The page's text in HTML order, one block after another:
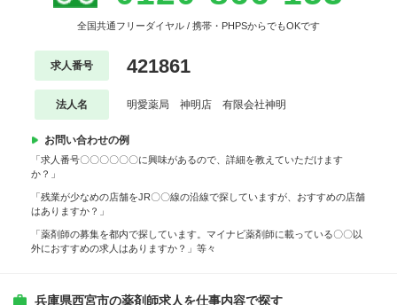
全国共通フリーダイヤル / 携帯・PHPSからでもOKです
求人番号 421861
法人名 明愛薬局 神明店 有限会社神明
お問い合わせの例
「求人番号〇〇〇〇〇〇に興味があるので、詳細を教えていただけます
か？」
「残業が少なめの店舗をJR〇〇線の沿線で探していますが、おすすめの店舗
はありますか？」
「薬剤師の募集を都内で探しています。マイナビ薬剤師に載っている〇〇以
外におすすめの求人はありますか？」等々
兵庫県西宮市の薬剤師求人を仕事内容で探す